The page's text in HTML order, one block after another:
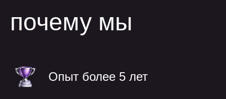
Опыт более 5 лет
процесс
работы